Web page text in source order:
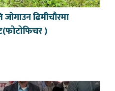
ढिमीचौरमा
)